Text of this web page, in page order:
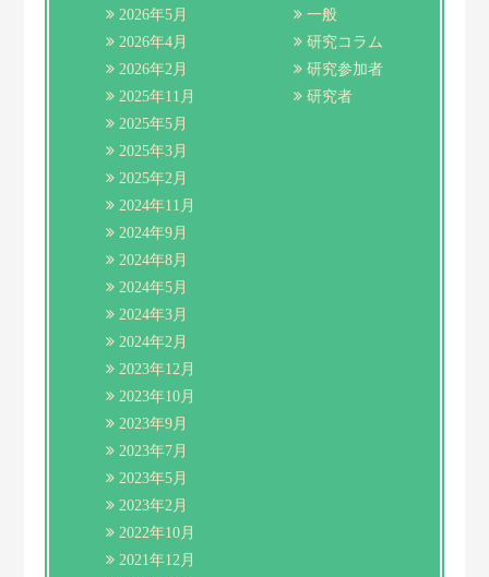
2026年5月
2026年4月
2026年2月
2025年11月
2025年5月
2025年3月
2025年2月
2024年11月
2024年9月
2024年8月
2024年5月
2024年3月
2024年2月
2023年12月
2023年10月
2023年9月
2023年7月
2023年5月
2023年2月
2022年10月
2021年12月
一般
研究コラム
研究参加者
研究者